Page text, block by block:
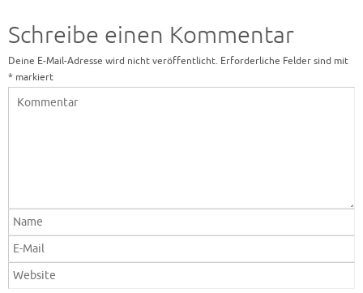
Schreibe einen Kommentar
Deine E-Mail-Adresse wird nicht veröffentlicht. Erforderliche Felder sind mit
* markiert